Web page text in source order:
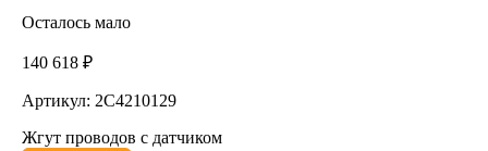
Осталось мало
140 618 ₽
Артикул: 2C4210129
Жгут проводов с датчиком